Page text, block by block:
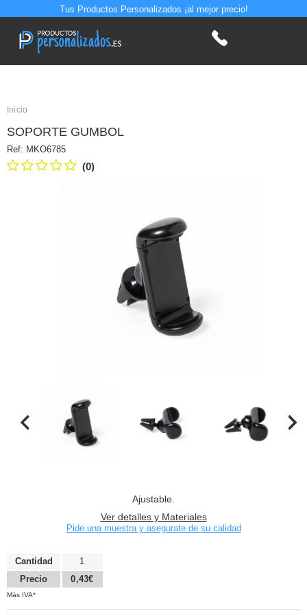
Tus Productos Personalizados ¡al mejor precio!
Inicio
SOPORTE GUMBOL
Ref: MKO6785
(0)
Ajustable.
Ver detalles y Materiales
Pide una muestra y asegurate de su calidad
Cantidad
Precio
1
0,43€
Más IVA*